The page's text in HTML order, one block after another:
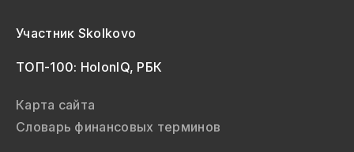
Участник Skolkovo
ТОП-100: HolonIQ, РБК
Карта сайта
Словарь финансовых терминов